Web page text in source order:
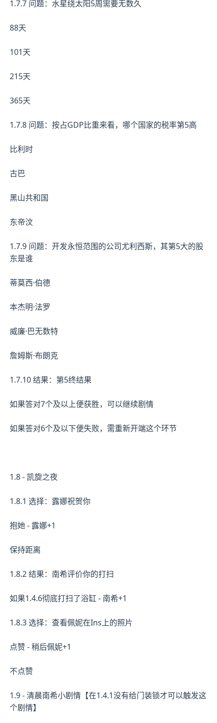
1.7.7 问题：水星绕太阳5周需要无数久
88天
101天
215天
365天
1.7.8 问题：按占GDP比重来看，哪个国家的税率第5高
比利时
古巴
黑山共和国
东帝汶
1.7.9 问题：开发永恒范围的公司尤利西斯，其第5大的股
东是谁
蒂莫西·伯德
本杰明·法罗
威廉·巴无数特
詹姆斯·布朗克
1.7.10 结果：第5终结果
如果答对7个及以上便获胜，可以继续剧情
如果答对6个及以下便失败，需重新开端这个环节
1.8 - 凯旋之夜
1.8.1 选择：露娜祝贺你
抱她 - 露娜+1
保持距离
1.8.2 结果：南希评价你的打扫
如果1.4.6彻底打扫了浴缸 - 南希+1
1.8.3 选择：查看佩妮在Ins上的照片
点赞 - 稍后佩妮+1
不点赞
1.9 - 清晨南希小剧情【在1.4.1没有给门装锁才可以触发这
个剧情】